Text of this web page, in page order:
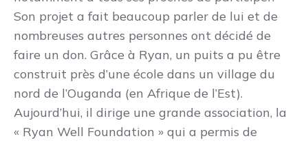
Son projet a fait beaucoup parler de lui et de
nombreuses autres personnes ont décidé de
faire un don. Grâce à Ryan, un puits a pu être
construit près d’une école dans un village du
nord de l’Ouganda (en Afrique de l’Est).
Aujourd’hui, il dirige une grande association, la
« Ryan Well Foundation » qui a permis de